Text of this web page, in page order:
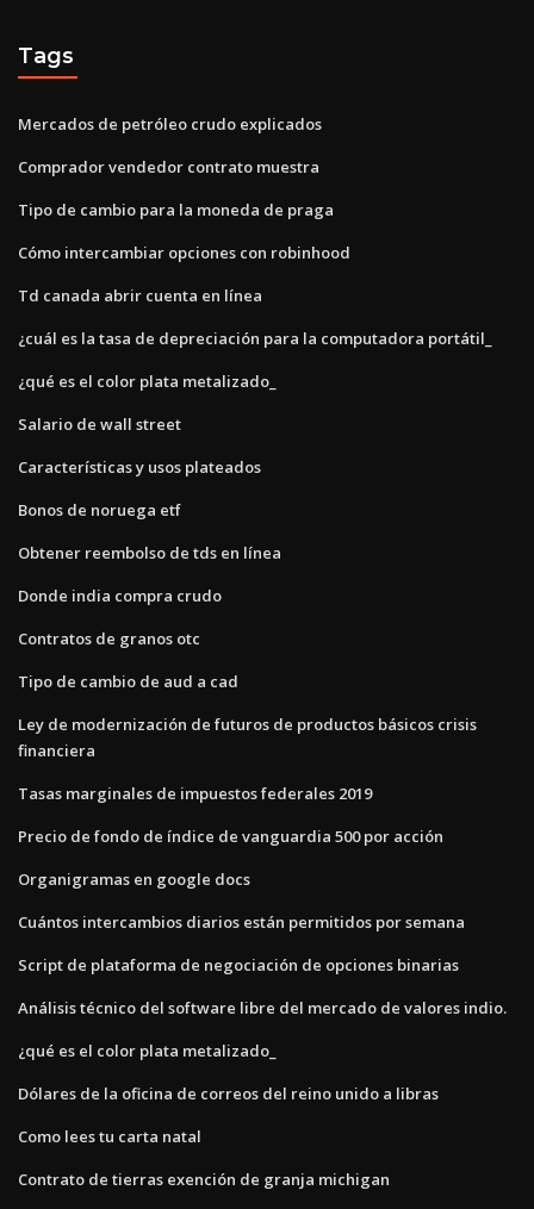
Tags
Mercados de petróleo crudo explicados
Comprador vendedor contrato muestra
Tipo de cambio para la moneda de praga
Cómo intercambiar opciones con robinhood
Td canada abrir cuenta en línea
¿cuál es la tasa de depreciación para la computadora portátil_
¿qué es el color plata metalizado_
Salario de wall street
Características y usos plateados
Bonos de noruega etf
Obtener reembolso de tds en línea
Donde india compra crudo
Contratos de granos otc
Tipo de cambio de aud a cad
Ley de modernización de futuros de productos básicos crisis
financiera
Tasas marginales de impuestos federales 2019
Precio de fondo de índice de vanguardia 500 por acción
Organigramas en google docs
Cuántos intercambios diarios están permitidos por semana
Script de plataforma de negociación de opciones binarias
Análisis técnico del software libre del mercado de valores indio.
¿qué es el color plata metalizado_
Dólares de la oficina de correos del reino unido a libras
Como lees tu carta natal
Contrato de tierras exención de granja michigan